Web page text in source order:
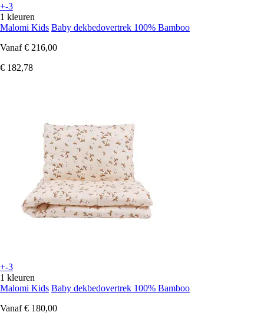
+-3
1 kleuren
Malomi Kids Baby dekbedovertrek 100% Bamboo
Vanaf € 216,00
€ 182,78
+-3
1 kleuren
Malomi Kids Baby dekbedovertrek 100% Bamboo
Vanaf € 180,00